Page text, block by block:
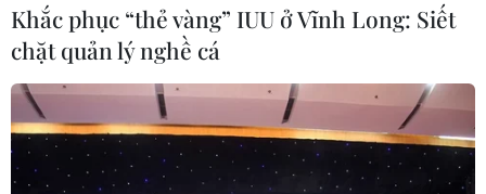
TIN LIÊN QUAN
Khắc phục “thẻ vàng” IUU ở Vĩnh Long: Siết
chặt quản lý nghề cá